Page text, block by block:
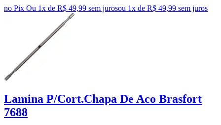
no Pix Ou 1x de R$ 49,99 sem jurosou 1x de R$ 49,99 sem juros
Lamina P/Cort.Chapa De Aco Brasfort
7688